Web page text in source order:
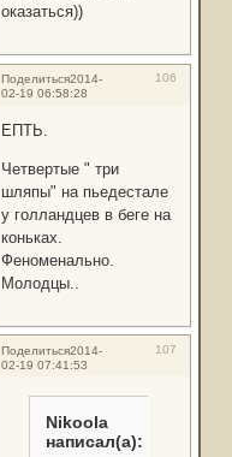
оказаться))
Поделиться 106
2014-
02-19 06:58:28
ЕПТЬ.
Четвертые " три
шляпы" на пьедестале
у голландцев в беге на
коньках.
Феноменально.
Молодцы..
Поделиться 107
2014-
02-19 07:41:53
Nikoola
написал(а):